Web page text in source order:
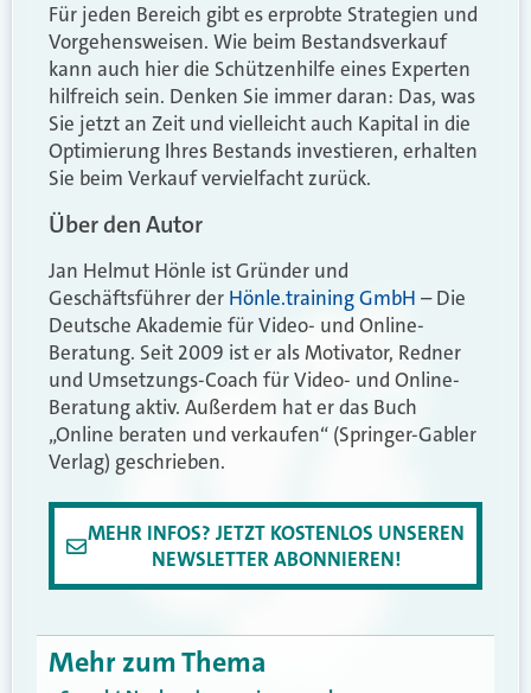
Für jeden Bereich gibt es erprobte Strategien und
Vorgehensweisen. Wie beim Bestandsverkauf
kann auch hier die Schützenhilfe eines Experten
hilfreich sein. Denken Sie immer daran: Das, was
Sie jetzt an Zeit und vielleicht auch Kapital in die
Optimierung Ihres Bestands investieren, erhalten
Sie beim Verkauf vervielfacht zurück.
Über den Autor
Jan Helmut Hönle ist Gründer und
Geschäftsführer der Hönle.training GmbH – Die
Deutsche Akademie für Video- und Online-
Beratung. Seit 2009 ist er als Motivator, Redner
und Umsetzungs-Coach für Video- und Online-
Beratung aktiv. Außerdem hat er das Buch
„Online beraten und verkaufen“ (Springer-Gabler
Verlag) geschrieben.
MEHR INFOS? JETZT KOSTENLOS UNSEREN
NEWSLETTER ABONNIEREN!
Mehr zum Thema